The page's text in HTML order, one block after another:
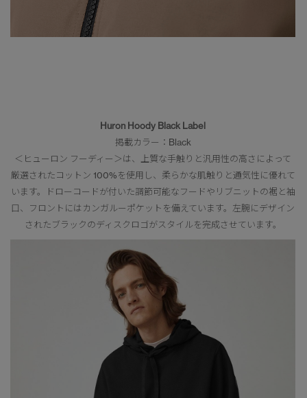
Huron Hoody Black Label
掲載カラー：Black
＜ヒューロン フーディー＞は、上質な手触りと汎用性の高さによって
厳選されたコットン 100%を使用し、柔らかな肌触りと通気性に優れて
います。ドローコードが付いた調節可能なフードやリブニットの裾と袖
口、フロントにはカンガルーポケットを備えています。左腕にデザイン
されたブラックのディスクロゴがスタイルを完成させています。